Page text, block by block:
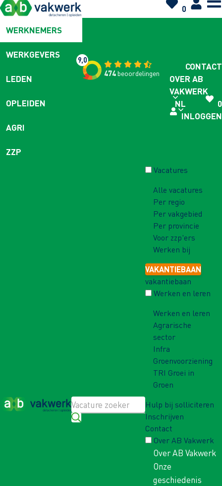
0
WERKNEMERS
WERKGEVERS
LEDEN
OPLEIDEN
AGRI
ZZP
9,0
474beoordelingen
CONTACT
OVER AB
VAKWERK
NL
0
INLOGGEN
Vacatures
Alle vacatures
Per regio
Per vakgebied
Per provincie
Voor zzp'ers
Werken bij
VAKANTIEBAAN
vakantiebaan
Werken en leren
Werken en leren
Agrarische
sector
Infra
Groenvoorziening
TRI Groei in
Groen
Hulp bij solliciteren
Inschrijven
Contact
Over AB Vakwerk
Over AB Vakwerk
Onze
geschiedenis